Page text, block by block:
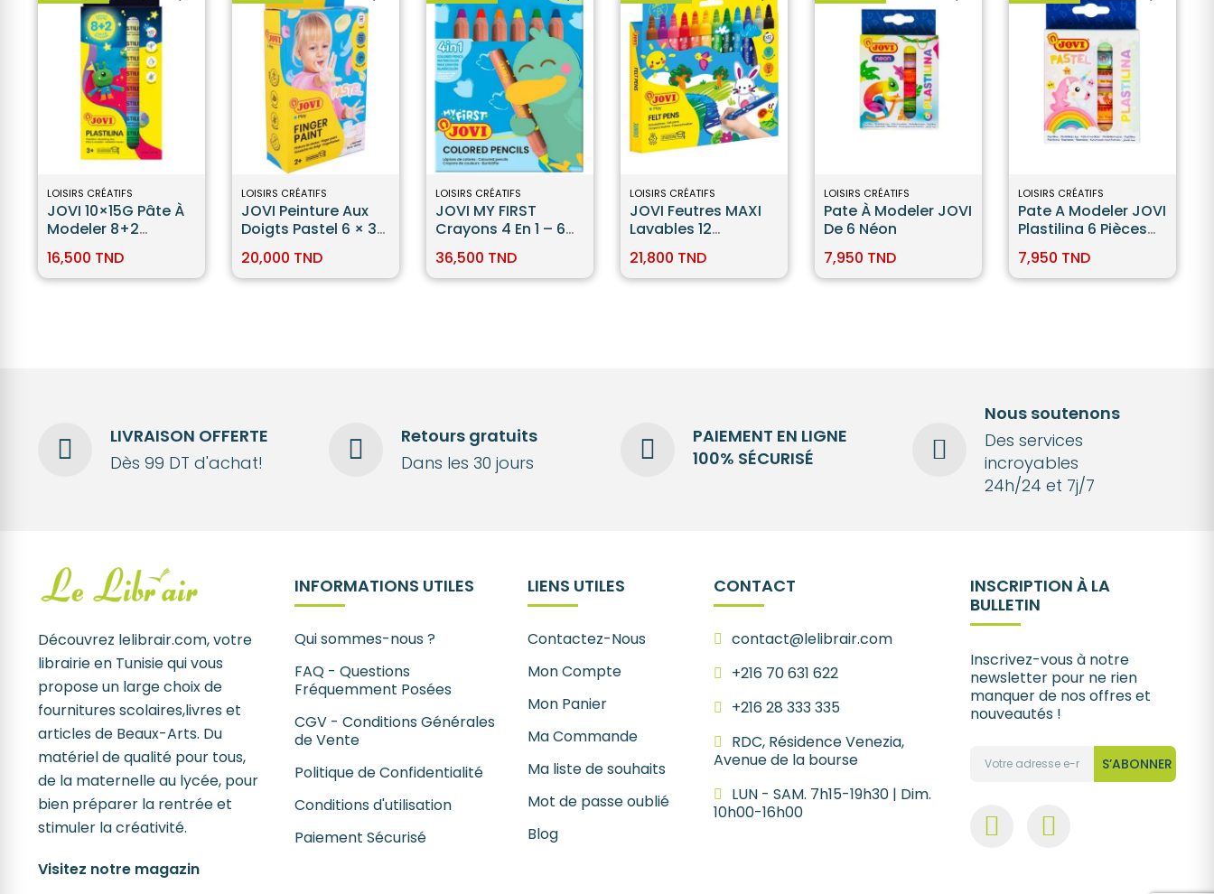
LOISIRS CRÉATIFS
JOVI 10×15G Pâte À
Modeler 8+2
16,500 TND
LOISIRS CRÉATIFS
JOVI Peinture Aux
Doigts Pastel 6 × 35
20,000 TND
LOISIRS CRÉATIFS
JOVI MY FIRST
Crayons 4 En 1 – 6
36,500 TND
LOISIRS CRÉATIFS
JOVI Feutres MAXI
Lavables 12
21,800 TND
LOISIRS CRÉATIFS
Pate À Modeler JOVI
De 6 Néon
7,950 TND
LOISIRS CRÉATIFS
Pate A Modeler JOVI
Plastilina 6 Pièces
7,950 TND
LIVRAISON OFFERTE
Dès 99 DT d'achat!
Retours gratuits
Dans les 30 jours
PAIEMENT EN LIGNE
100% SÉCURISÉ
Nous soutenons
Des services
incroyables
24h/24 et 7j/7
Découvrez lelibrair.com, votre
librairie en Tunisie qui vous
propose un large choix de
fournitures scolaires,livres et
articles de Beaux-Arts. Du
matériel de qualité pour tous,
de la maternelle au lycée, pour
bien préparer la rentrée et
stimuler la créativité.
Visitez notre magazin
INFORMATIONS UTILES
Qui sommes-nous ?
FAQ - Questions
Fréquemment Posées
CGV - Conditions Générales
de Vente
Politique de Confidentialité
Conditions d'utilisation
Paiement Sécurisé
LIENS UTILES
Contactez-Nous
Mon Compte
Mon Panier
Ma Commande
Ma liste de souhaits
Mot de passe oublié
Blog
CONTACT
contact@lelibrair.com
+216 70 631 622
+216 28 333 335
RDC, Résidence Venezia,
Avenue de la bourse
LUN - SAM. 7h15-19h30 | Dim.
10h00-16h00
INSCRIPTION À LA
BULLETIN
Inscrivez-vous à notre
newsletter pour ne rien
manquer de nos offres et
nouveautés !
S’ABONNER